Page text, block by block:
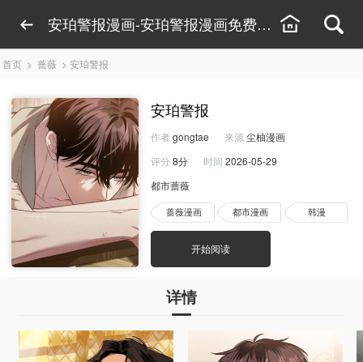
安珀警报漫画-安珀警报漫画免费阅读-安珀警报
首页 > 蔷薇 > 安珀警报
安珀警报
作者 gongtae 来源 尘柚漫画
评分 8分 时间 2026-05-29
都市蔷薇
蔷薇漫画 都市漫画 韩漫
开始阅读
详情